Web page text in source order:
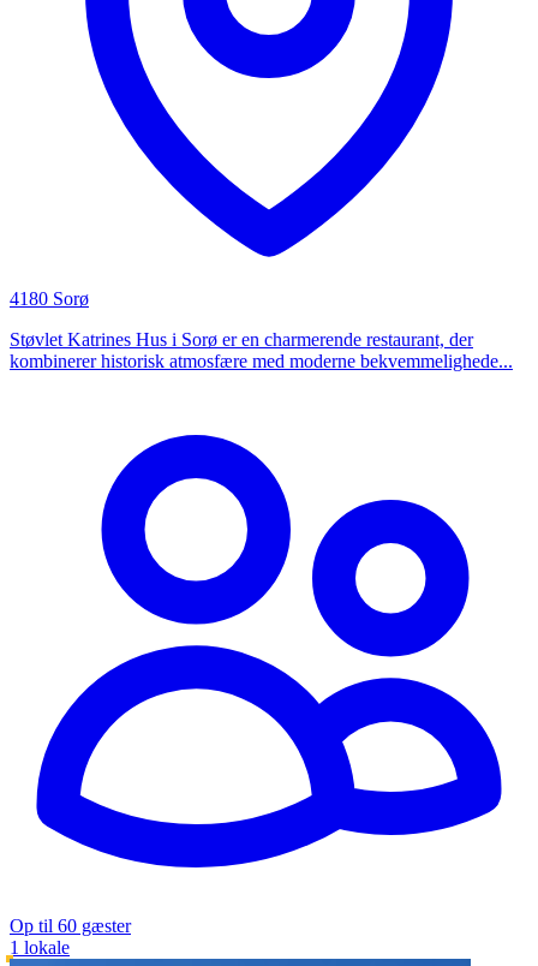
4180 Sorø
Støvlet Katrines Hus i Sorø er en charmerende restaurant, der
kombinerer historisk atmosfære med moderne bekvemmelighede...
Op til 60 gæster
1 lokale